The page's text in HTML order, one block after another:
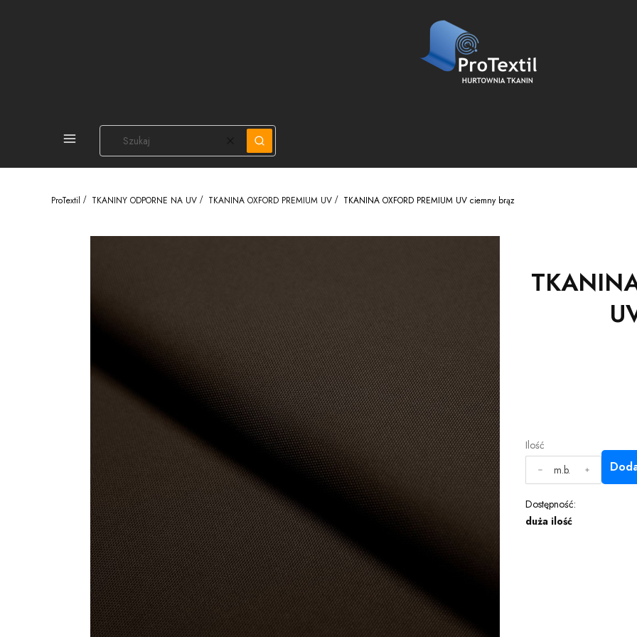
PEŁNA OFERTA
WyczyśćSzukaj
ProTextil TKANINY ODPORNE NA UV TKANINA OXFORD PREMIUM UV TKANINA OXFORD PREMIUM UV ciemny brąz
Ilość
m.b.
Dostępność:
duża ilość